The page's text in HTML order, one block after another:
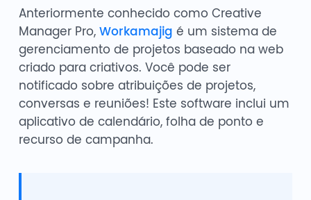
Anteriormente conhecido como Creative
Manager Pro, Workamajig é um sistema de
gerenciamento de projetos baseado na web
criado para criativos. Você pode ser
notificado sobre atribuições de projetos,
conversas e reuniões! Este software inclui um
aplicativo de calendário, folha de ponto e
recurso de campanha.